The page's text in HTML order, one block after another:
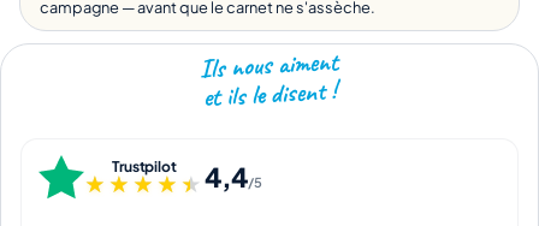
campagne — avant que le carnet ne s'assèche.
Ils nous aiment
et ils le disent !
Trustpilot
★★★★★
★★★★★ 4,4/5